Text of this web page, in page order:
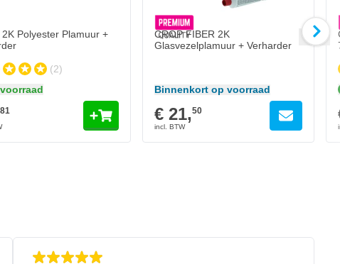
2K Polyester Plamuur +
(2)
81
CROP FIBER 2K
Glasvezelplamuur + Verharder
Binnenkort op voorraad
€ 21,50